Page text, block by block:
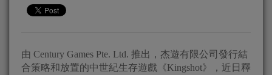
由 Century Games Pte. Ltd. 推出，杰遊有限公司發行結
合策略和放置的中世紀生存遊戲《Kingshot》，近日釋